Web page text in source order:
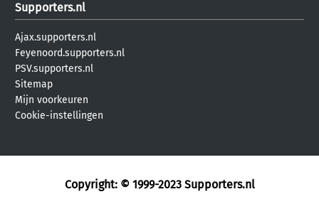
Supporters.nl
Ajax.supporters.nl
Feyenoord.supporters.nl
PSV.supporters.nl
Sitemap
Mijn voorkeuren
Cookie-instellingen
Copyright: © 1999-2023 Supporters.nl